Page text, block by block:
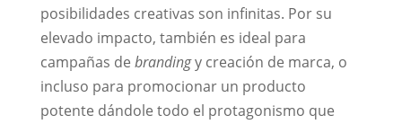
posibilidades creativas son infinitas. Por su
elevado impacto, también es ideal para
campañas de brandingy creación de marca, o
incluso para promocionar un producto
potente dándole todo el protagonismo que